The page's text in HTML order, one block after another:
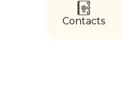
Contacts